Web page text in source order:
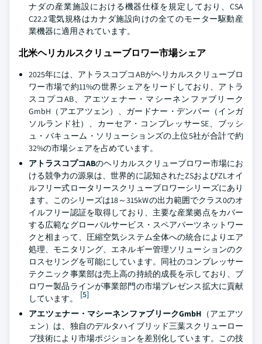
ナダの産業施設における機器仕様を規定しており、CSA
C22.2電気規格はカナダ施設向けの全てのモーター駆動産
業機器に適用されています。
北米ヘリカルスクリューブロワー市場シェア
2025年には、アトラスコプコABがヘリカルスクリューブロ
ワー市場で約11%の世界シェアをリードしており、アトラ
スコプコAB、アエツェナー・マシーネンファブリーク
GmbH（アエアツェン）、ガードナー・デンバー（インガ
ソルランド社）、カーセア・コンプレッサーSE、ブッシ
ュ・バキューム・ソリューションズの上位5社が合計で約
32%の市場シェアを占めています。
アトラスコプコABのヘリカルスクリューブロワー市場にお
ける競争力の源泉は、世界的に認知されたZSおよびZLオイ
ルフリー式ロータリースクリューブロワーシリーズにあり
ます。このシリーズは18～315kWの出力範囲でクラス0のオ
イルフリー認証を取得しており、主要な産業拠点をカバー
する広範なグローバルサービス・スペアパーツネットワー
クと相まって、圧縮空気システム全体への統合によりエア
処理、モニタリング、エネルギー管理ソリューションのク
ロスセリングを可能にしています。同社のコンプレッサー
テクニック事業部は売上高の持続的成長を示しており、ブ
ロワー製品ラインが事業部門の市場プレゼンス拡大に貢献
しています。
[5]
アエツェナー・マシーネンファブリークGmbH （アエアツ
ェン）は、独自のデルタハイブリッド三葉スクリューロー
ブ技術により市場ポジションを差別化しています。この技